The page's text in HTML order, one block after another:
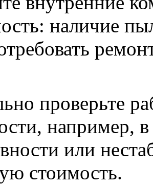
наличие
проверьте
например,
или
стоимость.